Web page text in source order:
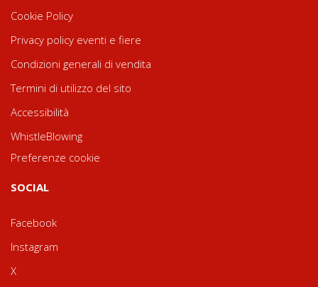
Cookie Policy
Privacy policy eventi e fiere
Condizioni generali di vendita
Termini di utilizzo del sito
Accessibilità
WhistleBlowing
Preferenze cookie
SOCIAL
Facebook
Instagram
X